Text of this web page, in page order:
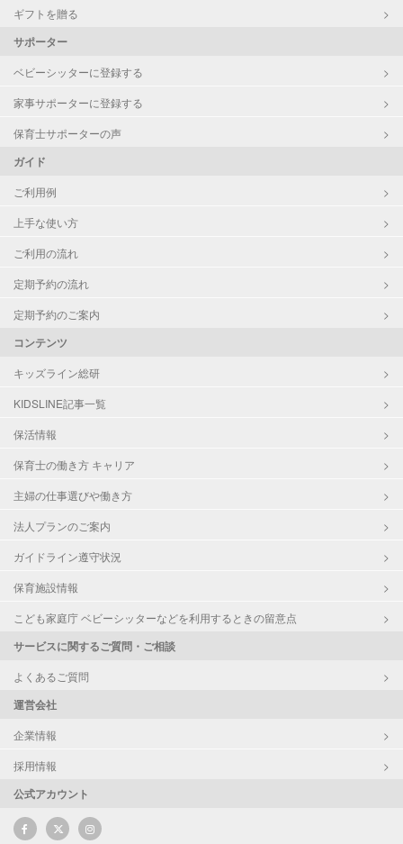
ギフトを贈る
サポーター
ベビーシッターに登録する
家事サポーターに登録する
保育士サポーターの声
ガイド
ご利用例
上手な使い方
ご利用の流れ
定期予約の流れ
定期予約のご案内
コンテンツ
キッズライン総研
KIDSLINE記事一覧
保活情報
保育士の働き方 キャリア
主婦の仕事選びや働き方
法人プランのご案内
ガイドライン遵守状況
保育施設情報
こども家庭庁 ベビーシッターなどを利用するときの留意点
サービスに関するご質問・ご相談
よくあるご質問
運営会社
企業情報
採用情報
公式アカウント